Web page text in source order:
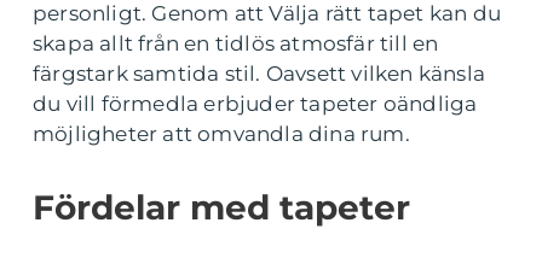
personligt. Genom att Välja rätt tapet kan du
skapa allt från en tidlös atmosfär till en
färgstark samtida stil. Oavsett vilken känsla
du vill förmedla erbjuder tapeter oändliga
möjligheter att omvandla dina rum.
Fördelar med tapeter